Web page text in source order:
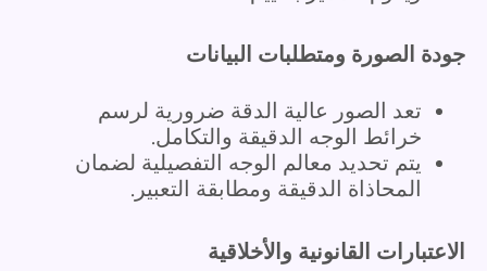
جودة الصورة ومتطلبات البيانات
تعد الصور عالية الدقة ضرورية لرسم
خرائط الوجه الدقيقة والتكامل.
يتم تحديد معالم الوجه التفصيلية لضمان
المحاذاة الدقيقة ومطابقة التعبير.
الاعتبارات القانونية والأخلاقية